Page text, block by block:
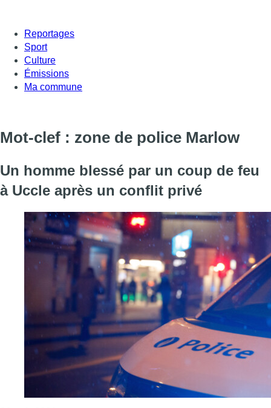
Reportages
Sport
Culture
Émissions
Ma commune
Mot-clef : zone de police Marlow
Un homme blessé par un coup de feu
à Uccle après un conflit privé